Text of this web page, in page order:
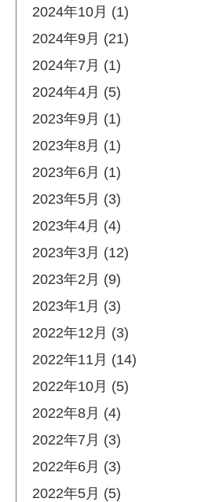
2024年10月 (1)
2024年9月 (21)
2024年7月 (1)
2024年4月 (5)
2023年9月 (1)
2023年8月 (1)
2023年6月 (1)
2023年5月 (3)
2023年4月 (4)
2023年3月 (12)
2023年2月 (9)
2023年1月 (3)
2022年12月 (3)
2022年11月 (14)
2022年10月 (5)
2022年8月 (4)
2022年7月 (3)
2022年6月 (3)
2022年5月 (5)